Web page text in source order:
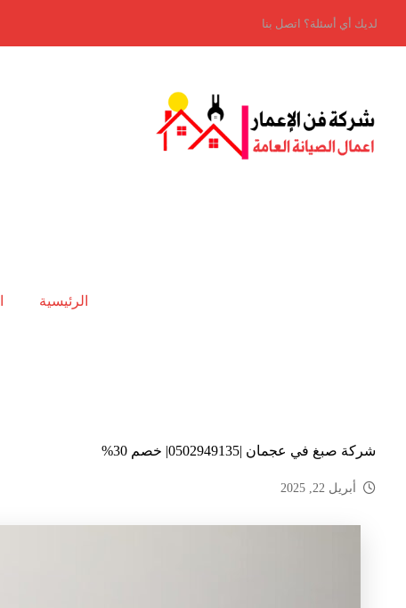
لديك أي أسئلة؟ اتصل بنا
الرئيسية
شركة صبغ في عجمان |0502949135| خصم 30%
أبريل 22, 2025